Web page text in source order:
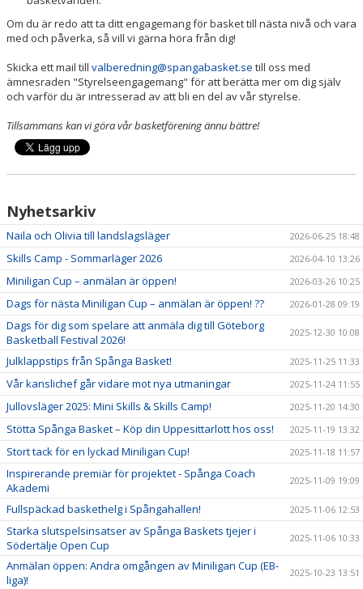
Om du är redo att ta ditt engagemang för basket till nästa nivå och vara
med och påverka, så vill vi gärna höra från dig!
Skicka ett mail till valberedning@spangabasket.se till oss med
ämnesraden "Styrelseengagemang" för att berätta mer om dig själv
och varför du är intresserad av att bli en del av vår styrelse.
Tillsammans kan vi göra vår basketförening ännu bättre!
Nyhetsarkiv
Naila och Olivia till landslagsläger 2026-06-25 18:48
Skills Camp - Sommarläger 2026 2026-04-10 13:26
Miniligan Cup – anmälan är öppen! 2026-03-26 10:25
Dags för nästa Miniligan Cup – anmälan är öppen! ?? 2026-01-28 09:19
Dags för dig som spelare att anmäla dig till Göteborg
Basketball Festival 2026!
2025-12-30 10:08
Julklappstips från Spånga Basket! 2025-11-25 11:33
Vår kanslichef går vidare mot nya utmaningar 2025-11-24 11:55
Jullovsläger 2025: Mini Skills & Skills Camp! 2025-11-20 14:30
Stötta Spånga Basket – Köp din Uppesittarlott hos oss! 2025-11-19 13:32
Stort tack för en lyckad Miniligan Cup! 2025-11-18 11:57
Inspirerande premiär för projektet - Spånga Coach
Akademi
2025-11-09 19:09
Fullspäckad baskethelg i Spångahallen! 2025-11-06 12:53
Starka slutspelsinsatser av Spånga Baskets tjejer i
Södertälje Open Cup
2025-11-06 10:33
Anmälan öppen: Andra omgången av Miniligan Cup (EB-
liga)!
2025-10-23 13:51